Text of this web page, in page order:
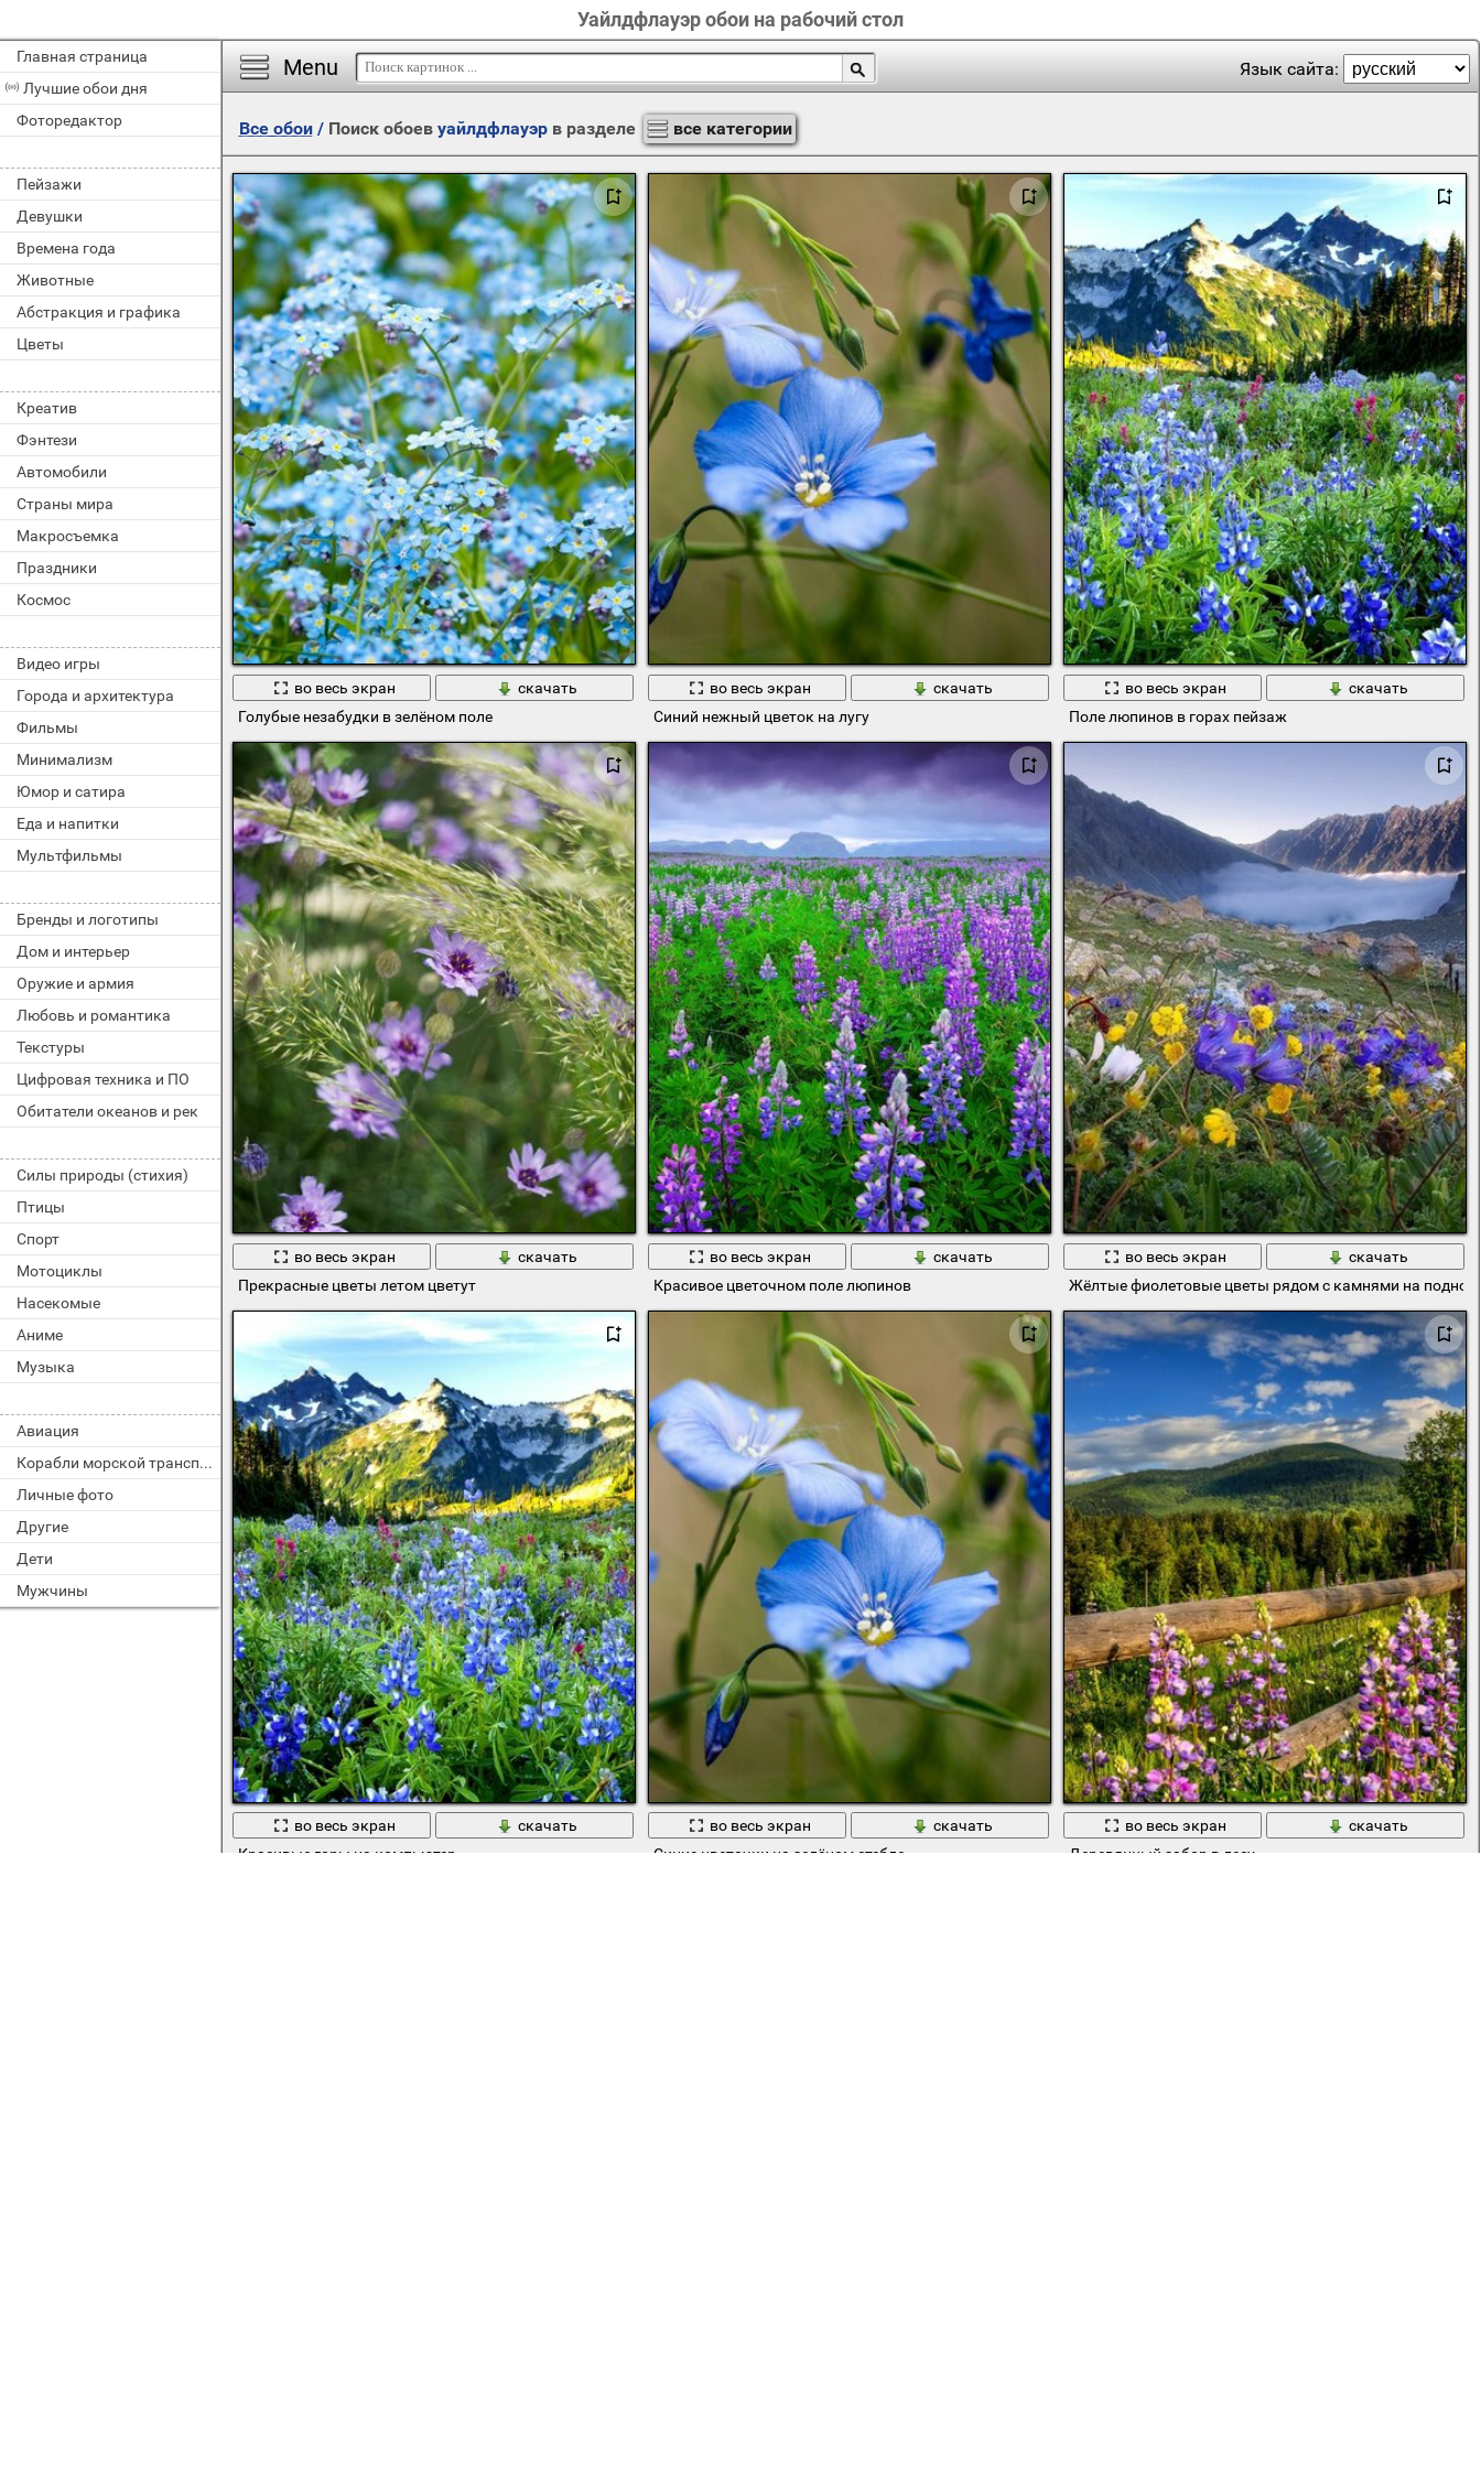
Уайлдфлауэр обои на рабочий стол
Главная страница
Лучшие обои дня
Фоторедактор
Пейзажи
Девушки
Времена года
Животные
Абстракция и графика
Цветы
Креатив
Фэнтези
Автомобили
Страны мира
Макросъемка
Праздники
Космос
Видео игры
Города и архитектура
Фильмы
Минимализм
Юмор и сатира
Еда и напитки
Мультфильмы
Бренды и логотипы
Дом и интерьер
Оружие и армия
Любовь и романтика
Текстуры
Цифровая техника и ПО
Обитатели океанов и рек
Силы природы (стихия)
Птицы
Спорт
Мотоциклы
Насекомые
Аниме
Музыка
Авиация
Корабли морской транспорт
Личные фото
Другие
Дети
Мужчины
Menu Язык сайта:
Все обои/ Поиск обоев уайлдфлауэрв разделе все категории
во весь экран
скачать
Голубые незабудки в зелёном поле
во весь экран
скачать
Синий нежный цветок на лугу
во весь экран
скачать
Поле люпинов в горах пейзаж
во весь экран
скачать
Прекрасные цветы летом цветут
во весь экран
скачать
Красивое цветочном поле люпинов
во весь экран
скачать
Жёлтые фиолетовые цветы рядом с камнями на
во весь экран
скачать
Красивые горы на компьютер
во весь экран
скачать
Синие цветочки на зелёном стебле
во весь экран
скачать
Деревянный забор в лесу